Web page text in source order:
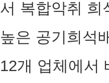
서 복합악취 희
높은 공기희석
12개 업체에서